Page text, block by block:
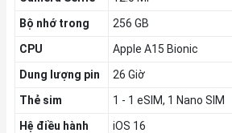
Bộ nhớ trong
256 GB
CPU
Apple A15 Bionic
Dung lượng pin
26 Giờ
Thẻ sim
1 - 1 eSIM, 1 Nano SIM
Hệ điều hành
iOS 16